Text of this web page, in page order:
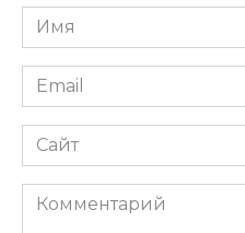
Имя
*
Email
*
Сайт
Комментарий